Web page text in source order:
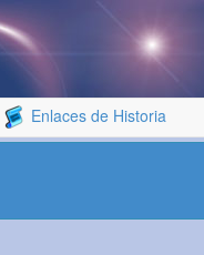
Enlaces de Historia